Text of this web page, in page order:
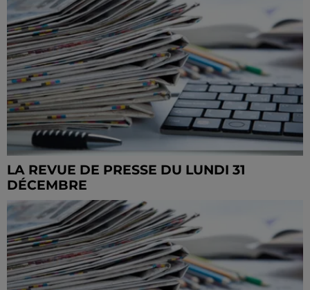
LA REVUE DE PRESSE DU LUNDI 31
DÉCEMBRE